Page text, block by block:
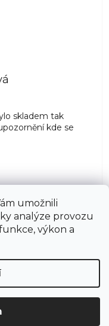
umožnili
analýze provozu
výkon a
z 5 hvězdiček.
z 5 hvězdiček.
skladem tak
kde se
5 z 5 hvězdiček.
další hodnocení